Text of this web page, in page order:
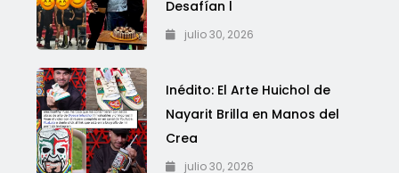
Desafían l
julio 30, 2026
Inédito: El Arte Huichol de
Nayarit Brilla en Manos del
Crea
julio 30, 2026